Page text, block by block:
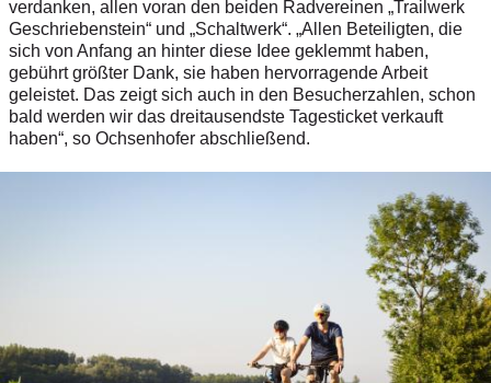
verdanken, allen voran den beiden Radvereinen „Trailwerk
Geschriebenstein“ und „Schaltwerk“. „Allen Beteiligten, die
sich von Anfang an hinter diese Idee geklemmt haben,
gebührt größter Dank, sie haben hervorragende Arbeit
geleistet. Das zeigt sich auch in den Besucherzahlen, schon
bald werden wir das dreitausendste Tagesticket verkauft
haben“, so Ochsenhofer abschließend.